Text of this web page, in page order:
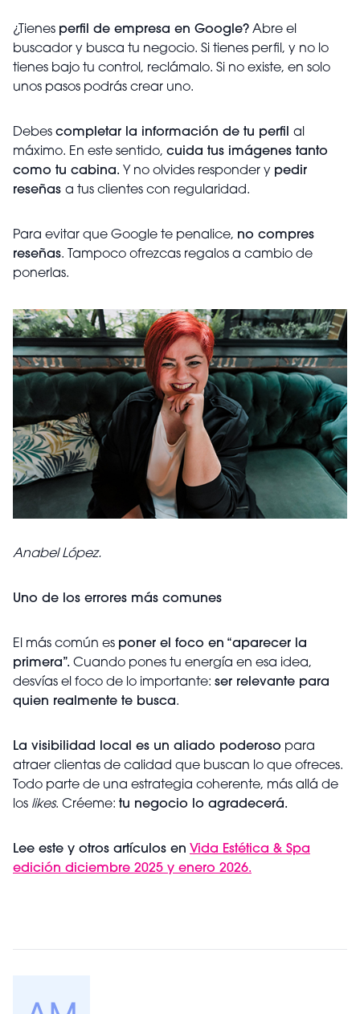
¿Tienes perfil de empresa en Google? Abre el
buscador y busca tu negocio. Si tienes perfil, y no lo
tienes bajo tu control, reclámalo. Si no existe, en solo
unos pasos podrás crear uno.
Debes completar la información de tu perfil al
máximo. En este sentido, cuida tus imágenes tanto
como tu cabina. Y no olvides responder y pedir
reseñas a tus clientes con regularidad.
Para evitar que Google te penalice, no compres
reseñas. Tampoco ofrezcas regalos a cambio de
ponerlas.
Anabel López.
Uno de los errores más comunes
El más común es poner el foco en “aparecer la
primera”. Cuando pones tu energía en esa idea,
desvías el foco de lo importante: ser relevante para
quien realmente te busca.
La visibilidad local es un aliado poderoso para
atraer clientas de calidad que buscan lo que ofreces.
Todo parte de una estrategia coherente, más allá de
los likes. Créeme: tu negocio lo agradecerá.
Lee este y otros artículos en Vida Estética & Spa
edición diciembre 2025 y enero 2026.